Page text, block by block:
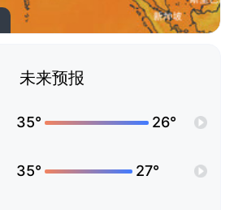
未来预报
35° 26°
35° 27°